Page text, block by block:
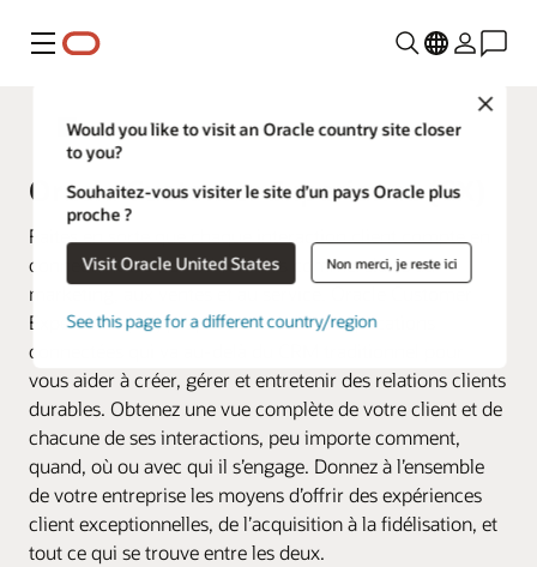
Menu
Close
Would you like to visit an Oracle country site closer
to you?
Souhaitez-vous visiter le site d’un pays Oracle plus
proche ?
Visit Oracle United States Non merci, je reste ici
See this page for a different country/region
Fusion Applications
Oracle Customer Experience (CX)
Faites en sorte que chaque interaction client compte en
connectant toutes vos données commerciales au
marketing, aux ventes et au service. Oracle Customer
Experience (CX) propose une suite d’applications
connectées qui va au-delà du CRM traditionnel pour
vous aider à créer, gérer et entretenir des relations clients
durables. Obtenez une vue complète de votre client et de
chacune de ses interactions, peu importe comment,
quand, où ou avec qui il s’engage. Donnez à l’ensemble
de votre entreprise les moyens d’offrir des expériences
client exceptionnelles, de l’acquisition à la fidélisation, et
tout ce qui se trouve entre les deux.